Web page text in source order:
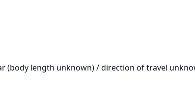
(body length unknown) / direction of travel